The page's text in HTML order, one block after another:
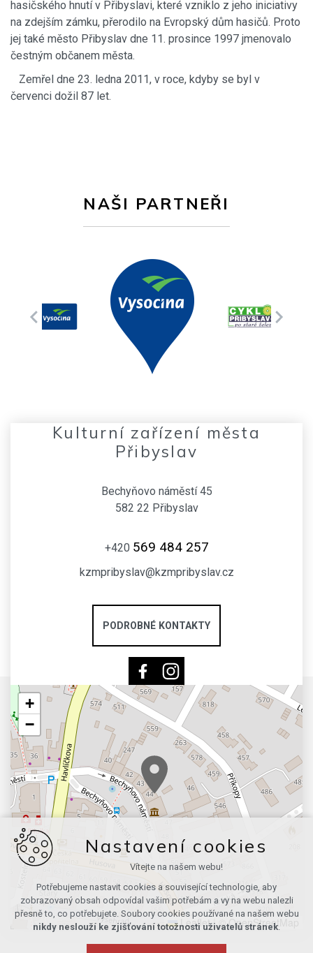
hasičského hnutí v Přibyslavi, které vzniklo z jeho iniciativy
na zdejším zámku, přerodilo na Evropský dům hasičů. Proto
jej také město Přibyslav dne 11. prosince 1997 jmenovalo
čestným občanem města.
Zemřel dne 23. ledna 2011, v roce, kdyby se byl v
červenci dožil 87 let.
NAŠI PARTNEŘI
Kulturní zařízení města
Přibyslav
Bechyňovo náměstí 45
582 22 Přibyslav
+420 569 484 257
kzmpribyslav@kzmpribyslav.cz
PODROBNÉ KONTAKTY
+
−
Leaflet | © OpenStreetMap
Nastavení cookies
Vítejte na našem webu!
Potřebujeme nastavit cookies a související technologie, aby
zobrazovaný obsah odpovídal vašim potřebám a vy na webu nalezli
přesně to, co potřebujete. Soubory cookies používané na našem webu
nikdy neslouží ke zjišťování totožnosti uživatelů stránek.